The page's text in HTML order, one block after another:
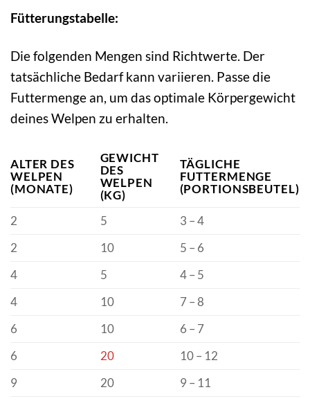
Fütterungstabelle:
Die folgenden Mengen sind Richtwerte. Der
tatsächliche Bedarf kann variieren. Passe die
Futtermenge an, um das optimale Körpergewicht
deines Welpen zu erhalten.
ALTER DES
WELPEN
(MONATE)
GEWICHT
DES
WELPEN
(KG)
TÄGLICHE
FUTTERMENGE
(PORTIONSBEUTEL)
2 5
3 – 4
2
10
5 – 6
4
5
4 – 5
4
10
7 – 8
6
10
6 – 7
6
20
10 – 12
9
20
9 – 11